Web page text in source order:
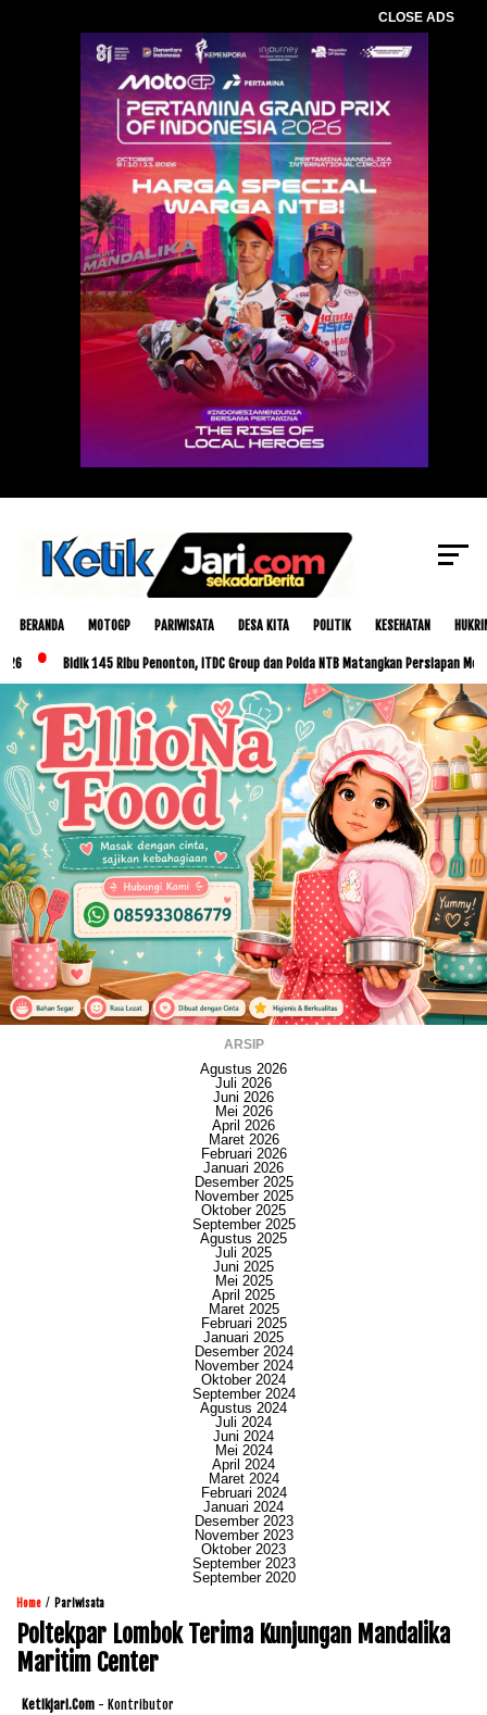
CLOSE ADS
BERANDA MOTOGP PARIWISATA DESA KITA POLITIK KESEHATAN
Bidik 145 Ribu Penonton, ITDC Group dan Polda NTB Matangkan Persiapan MotoGP
ARSIP
Agustus 2026
Juli 2026
Juni 2026
Mei 2026
April 2026
Maret 2026
Februari 2026
Januari 2026
Desember 2025
November 2025
Oktober 2025
September 2025
Agustus 2025
Juli 2025
Juni 2025
Mei 2025
April 2025
Maret 2025
Februari 2025
Januari 2025
Desember 2024
November 2024
Oktober 2024
September 2024
Agustus 2024
Juli 2024
Juni 2024
Mei 2024
April 2024
Maret 2024
Februari 2024
Januari 2024
Desember 2023
November 2023
Oktober 2023
September 2023
September 2020
Home / Pariwisata
Poltekpar Lombok Terima Kunjungan Mandalika
Maritim Center
Ketikjari.com - Kontributor